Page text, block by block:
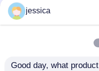
jessica
Good day, what